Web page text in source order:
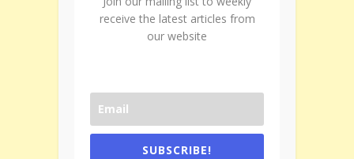
receive the latest articles from
our website
SUBSCRIBE!